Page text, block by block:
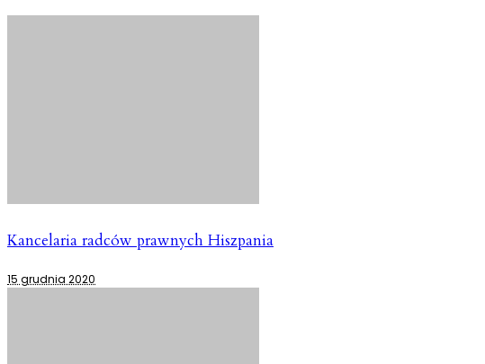
Kancelaria radców prawnych Hiszpania
15 grudnia 2020